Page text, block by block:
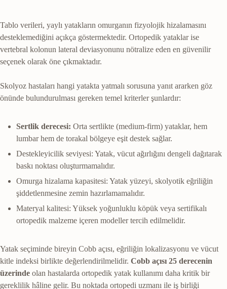
Tablo verileri, yaylı yatakların omurganın fizyolojik hizalamasını
desteklemediğini açıkça göstermektedir. Ortopedik yataklar ise
vertebral kolonun lateral deviasyonunu nötralize eden en güvenilir
seçenek olarak öne çıkmaktadır.
Skolyoz hastaları hangi yatakta yatmalı sorusuna yanıt ararken göz
önünde bulundurulması gereken temel kriterler şunlardır:
Sertlik derecesi: Orta sertlikte (medium-firm) yataklar, hem
lumbar hem de torakal bölgeye eşit destek sağlar.
Destekleyicilik seviyesi: Yatak, vücut ağırlığını dengeli dağıtarak
baskı noktası oluşturmamalıdır.
Omurga hizalama kapasitesi: Yatak yüzeyi, skolyotik eğriliğin
şiddetlenmesine zemin hazırlamamalıdır.
Materyal kalitesi: Yüksek yoğunluklu köpük veya sertifikalı
ortopedik malzeme içeren modeller tercih edilmelidir.
Yatak seçiminde bireyin Cobb açısı, eğriliğin lokalizasyonu ve vücut
kitle indeksi birlikte değerlendirilmelidir. Cobb açısı 25 derecenin
üzerinde olan hastalarda ortopedik yatak kullanımı daha kritik bir
gereklilik hâline gelir. Bu noktada ortopedi uzmanı ile iş birliği